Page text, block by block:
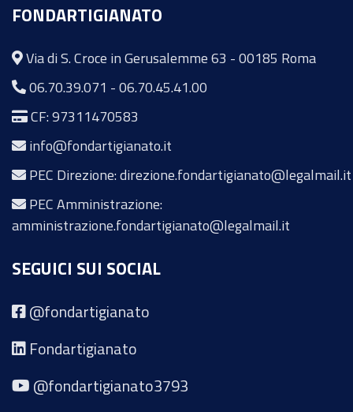
FONDARTIGIANATO
Via di S. Croce in Gerusalemme 63 - 00185 Roma
06.70.39.071 -06.70.45.41.00
CF: 97311470583
info@fondartigianato.it
PEC Direzione: direzione.fondartigianato@legalmail.it
PEC Amministrazione:
amministrazione.fondartigianato@legalmail.it
SEGUICI SUI SOCIAL
@fondartigianato
Fondartigianato
@fondartigianato3793